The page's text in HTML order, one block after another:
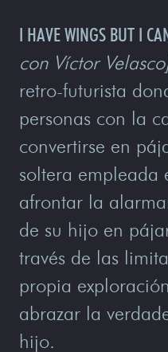
I HAVE WINGS BUT I
con Víctor
retro-futurista
personas con la
convertirse en
soltera empleada
afrontar la
de su hijo en
través de las
propia
abrazar la
hijo.